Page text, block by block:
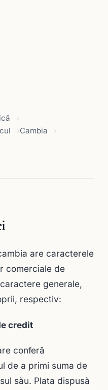
Cambia
are caracterele
comerciale de
generale,
respectiv:
credit
conferă
de a primi suma de
său. Plata dispusă